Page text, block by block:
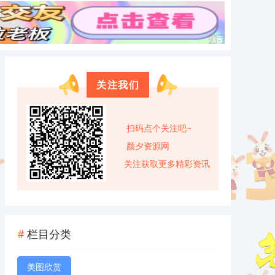
关注我们
扫码点个关注吧~
颜夕资源网
关注获取更多精彩资讯
栏目分类
美图欣赏